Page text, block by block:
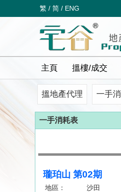
繁 / 简 / ENG
主頁 搵樓/成交
搵地產代理 一手
一手消耗表
瓏珀山 第02期
地區：
沙田